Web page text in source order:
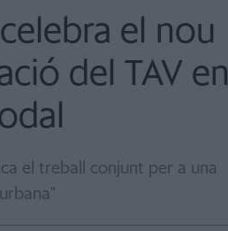
el nou
del TAV en
el treball conjunt per a una